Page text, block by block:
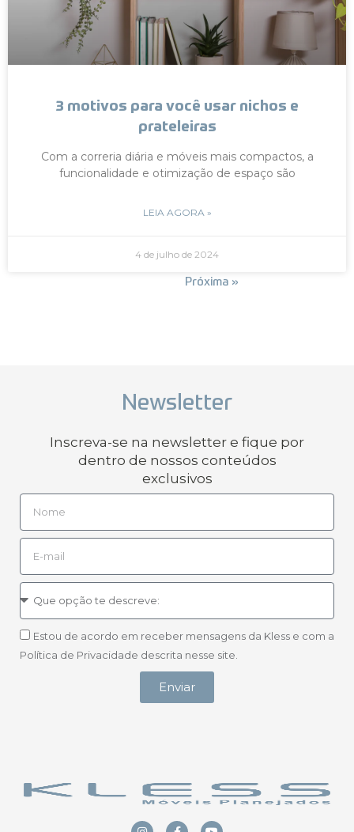
3 motivos para você usar nichos e
prateleiras
Com a correria diária e móveis mais compactos, a
funcionalidade e otimização de espaço são
LEIA AGORA »
4 de julho de 2024
Próxima »
Newsletter
Inscreva-se na newsletter e fique por
dentro de nossos conteúdos
exclusivos
Estou de acordo em receber mensagens da Kless e com a
Política de Privacidade descrita nesse site.
Enviar